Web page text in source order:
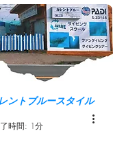
ントブルースタイル
時間: 1分